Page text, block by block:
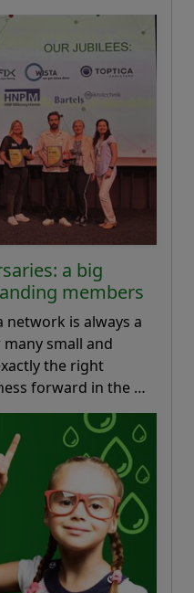
a big
members
network is always a
small and
the right
forward in the …